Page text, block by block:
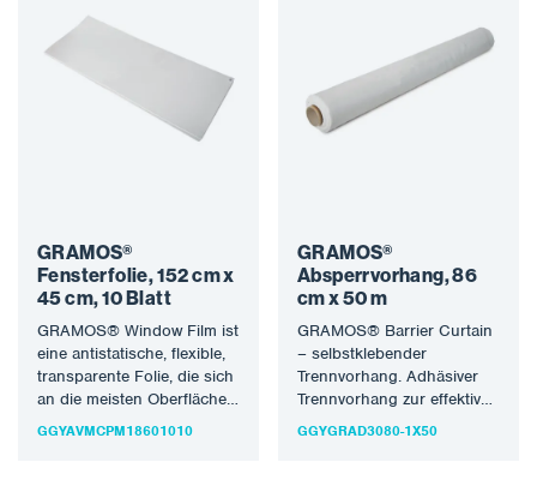
GRAMOS®
Fensterfolie, 152 cm x
45 cm, 10 Blatt
GRAMOS® Window Film ist
eine antistatische, flexible,
transparente Folie, die sich
an die meisten Oberflächen
anpasst. Es handelt sich
GGYAVMCPM18601010
GRAMOS®
Absperrvorhang, 86
cm x 50 m
GRAMOS® Barrier Curtain
– selbstklebender
Trennvorhang. Adhäsiver
Trennvorhang zur effektiven
Entfernung von
GGYGRAD3080-1X50